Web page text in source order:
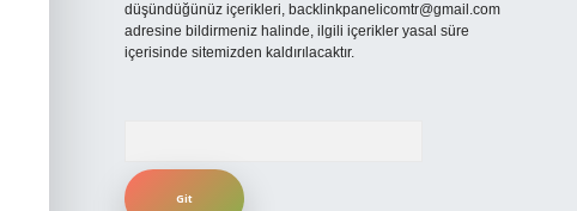
düşündüğünüz içerikleri, backlinkpanelicomtr@gmail.com
adresine bildirmeniz halinde, ilgili içerikler yasal süre
içerisinde sitemizden kaldırılacaktır.